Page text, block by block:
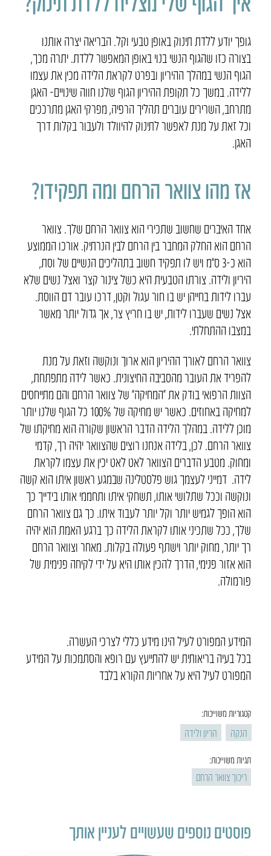
גופך יודע ללדת תינוק באופן טבעי וקל. הבריאה יצרה אותנו
בצורה כזו שהגוף הנשי בנוי באופן המאפשר ללדת. יתרה מכך,
הגוף הנשי במהלך ההיריון ובפרט לקראת הלידה מכין את עצמו
ללידה. במשך כל תקופת ההיריון הגוף שלנו חווה שינויים- האגן
מתרחב, השרירים עוברים תהליך הרפיה, מפרקי האגן מתרככים
וכל זאת על מנת לאפשר לתינוק להיוולד ולעבור בקלות דרך
האגן.
אז מהו צוואר הרחם ומה תפקידו?
אחד האיברים שחשוב שתכירי הוא צוואר הרחם שלך. צוואר
הרחם הוא החלק המחבר בין הרחם לבין הנרתיק. אורכו הממוצע
הוא כ-3 ס”מ ויש לו תפקיד חשוב בתהליכים הנשיים של וסת,
היריון ולידה. צורתו הטבעית היא כשל צינור קצר ואצל נשים שלא
עברו לידות בחייהן יש בו חור עגול וקטן, דרכו עובר דם הווסת.
אצל נשים שעברו לידות, יש בו חריץ צר, אך גדול יותר מאשר
במצבו ההתחלתי.
צוואר הרחם לאורך ההיריון הוא ארוך ונוקשה וזאת על מנת
להפריד את העובר מהסביבה החיצונית. כאשר לידה מתפתחת,
הצוות הרפואי בודק את “המחיקה” של צוואר הרחם והם מתייחסים
למחיקה באחוזים. כאשר יש מחיקה של 100% כל הגוף שלנו יותר
מוכן ללידה. במהלך הלידה הדבר הראשון שקורה הוא מחיקתו של
צוואר הרחם. לכן, בלידה אנחנו רוצים שהצוואר יהיה רך, קדמי
ומחוק. מטבע הדברים הצוואר לאט לאט יכין את עצמו לקראת
לידה. דמייני לעצמך גוש פלסטלינה שבמגע ראשון איתו הוא קשה
ונוקשה וככל שתלושי אותו, תשחקי איתו ותחממי אותו בידייך כך
הוא הופך לגמיש יותר וקל יותר לעבוד איתו. כך גם צוואר הרחם
שלך, ככל שתכיני אותו לקראת הלידה כך ברגע האמת הוא יהיה
רך יותר, מחוק יותר וישתף פעולה בקלות. מאחר וצוואר הרחם
הוא אזור פנימי, הדרך להכין אותו היא על ידי לקיחה פנימית של
פורמולה.
המידע המפורט לעיל הינו מידע כללי לצרכי העשרה.
בכל בעיה בריאותית יש להתייעץ עם רופא והסתמכות על המידע
המפורט לעיל היא על אחריות הקורא בלבד
קטגוריות משוייכות:
הנקה הריון ולידה
תגיות משוייכות:
ריכוך צוואר הרחם
פוסטים נוספים שעשויים לעניין אותך